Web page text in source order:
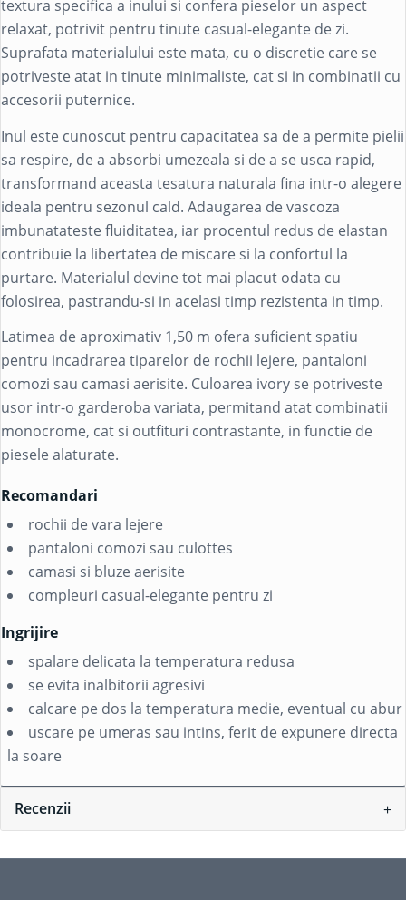
textura specifica a inului si confera pieselor un aspect
relaxat, potrivit pentru tinute casual-elegante de zi.
Suprafata materialului este mata, cu o discretie care se
potriveste atat in tinute minimaliste, cat si in combinatii cu
accesorii puternice.
Inul este cunoscut pentru capacitatea sa de a permite pielii
sa respire, de a absorbi umezeala si de a se usca rapid,
transformand aceasta tesatura naturala fina intr-o alegere
ideala pentru sezonul cald. Adaugarea de vascoza
imbunatateste fluiditatea, iar procentul redus de elastan
contribuie la libertatea de miscare si la confortul la
purtare. Materialul devine tot mai placut odata cu
folosirea, pastrandu-si in acelasi timp rezistenta in timp.
Latimea de aproximativ 1,50 m ofera suficient spatiu
pentru incadrarea tiparelor de rochii lejere, pantaloni
comozi sau camasi aerisite. Culoarea ivory se potriveste
usor intr-o garderoba variata, permitand atat combinatii
monocrome, cat si outfituri contrastante, in functie de
piesele alaturate.
Recomandari
rochii de vara lejere
pantaloni comozi sau culottes
camasi si bluze aerisite
compleuri casual-elegante pentru zi
Ingrijire
spalare delicata la temperatura redusa
se evita inalbitorii agresivi
calcare pe dos la temperatura medie, eventual cu abur
uscare pe umeras sau intins, ferit de expunere directa
la soare
Recenzii